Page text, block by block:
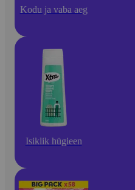
Kodu ja vaba aeg
Isiklik hügieen